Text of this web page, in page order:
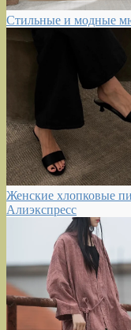
Стильные и модные
Женские хлопковые
Алиэкспресс